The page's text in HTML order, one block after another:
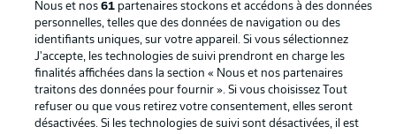
Mentions Légales Gérer mes préférences
Déclaration de
confidentialité
Diffuseurs
Travaux Contact
Impression Joueurs
Nous et nos61 partenaires stockons et accédons à des données
personnelles, telles que des données de navigation ou des
identifiants uniques, sur votre appareil. Si vous sélectionnez
J'accepte, les technologies de suivi prendront en charge les
finalités affichées dans la section « Nous et nos partenaires
traitons des données pour fournir ». Si vous choisissez Tout
refuser ou que vous retirez votre consentement, elles seront
désactivées. Si les technologies de suivi sont désactivées, il est